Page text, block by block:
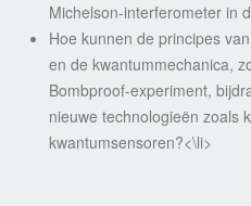
Michelson-interferometer in
Hoe kunnen de principes
en de kwantummechanica,
Bombproof-experiment,
nieuwe technologieën zoals
kwantumsensoren?<\li>